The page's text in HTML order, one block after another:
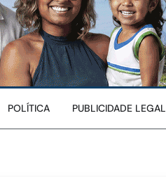
POLÍTICA PUBLICIDADE LEGAL